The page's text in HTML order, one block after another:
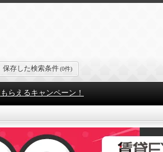
保存した検索条件(0件)
もらえるキャンペーン！